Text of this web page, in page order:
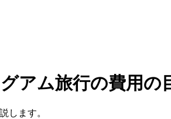
グアム旅行の費用の
します。